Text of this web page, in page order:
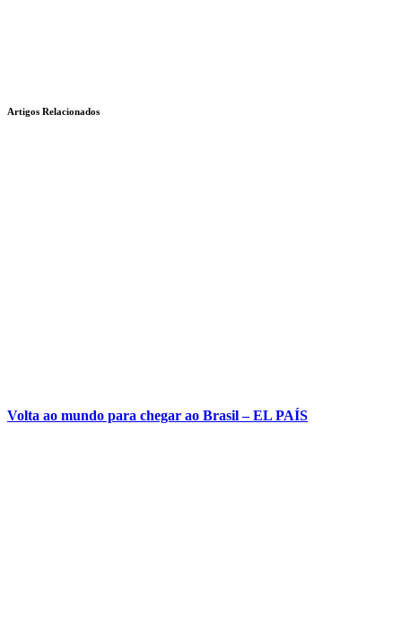
Artigos Relacionados
Volta ao mundo para chegar ao Brasil – EL PAÍS